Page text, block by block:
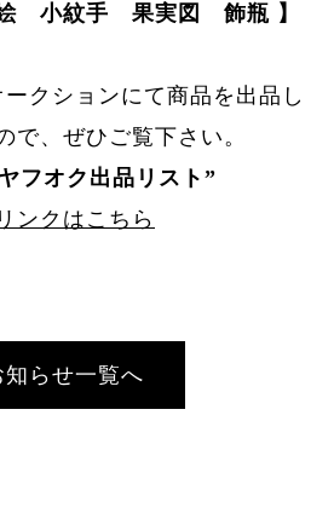
小紋手 果実図 飾瓶 】
クションにて商品を出品し
で、ぜひご覧下さい。
フオク出品リスト”
リンクはこちら
知らせ一覧へ